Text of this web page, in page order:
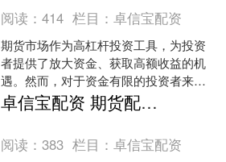
阅读：414 栏目：卓信宝配资
期货市场作为高杠杆投资工具，为投资
者提供了放大资金、获取高额收益的机
遇。然而，对于资金有限的投资者来
说，期货配资代理成为了实现资金放大
的有效途径。1. 杠杆风险：股票配资
卓信宝配资 期货配资代理：助力资金放大，把握市场机遇
阅读：383 栏目：卓信宝配资